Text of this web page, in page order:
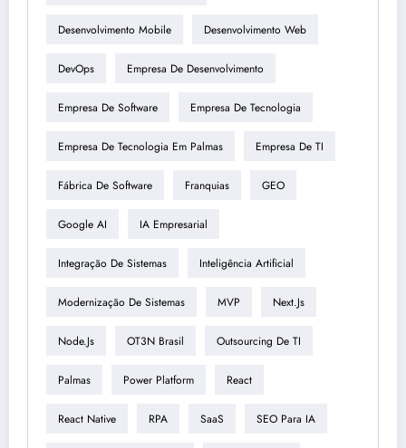
Desenvolvimento Mobile Desenvolvimento Web
DevOps Empresa De Desenvolvimento
Empresa De Software Empresa De Tecnologia
Empresa De Tecnologia Em Palmas Empresa De TI
Fábrica De Software Franquias GEO
Google AI IA Empresarial
Integração De Sistemas Inteligência Artificial
Modernização De Sistemas MVP Next.js
Node.js OT3N Brasil Outsourcing De TI
Palmas Power Platform React
React Native RPA SaaS SEO Para IA